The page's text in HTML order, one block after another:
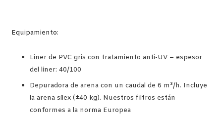
Equipamiento:
Liner de PVC gris con tratamiento anti-UV – espesor
del liner: 40/100
Depuradora de arena con un caudal de 6 m³/h. Incluye
la arena sílex (±40 kg). Nuestros filtros están
conformes a la norma Europea